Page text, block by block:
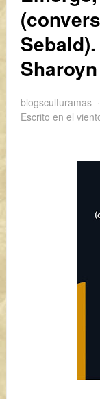
blogsculturamas
Escrito en el